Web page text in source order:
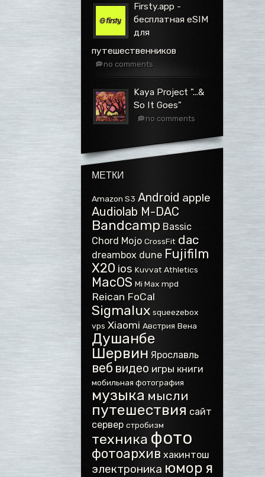
Firsty.app -
бесплатная eSIM
для
путешественников
no comments
Kaya Project ".​.​.​&
So It Goes"
no comments
МЕТКИ
Amazon S3 Android apple
Audiolab M-DAC
Bandcamp Bassic
Chord Mojo CrossFit dac
dreambox dune Fujifilm
X20 ios Kuvvat Athletics
MacOS Mi Max mpd
Reican FoCal
Sigmalux squeezebox
vps Xiaomi Австрия Вена
Душанбе
Шервин Ярославль
веб видео игры книги
мобильная фотография
музыка мысли
путешествия сайт
сервер стробизм
техника фото
фотоархив хакинтош
электроника юмор я